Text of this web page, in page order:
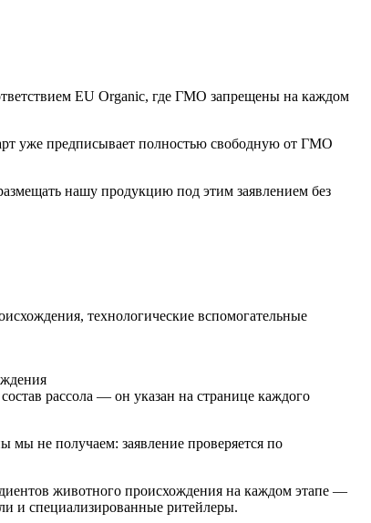
EU Organic, где ГМО запрещены на каждом
уже предписывает полностью свободную от ГМО
нашу продукцию под этим заявлением без
технологические вспомогательные
рассола — он указан на странице каждого
мы не получаем: заявление проверяется по
животного происхождения на каждом этапе —
и специализированные ритейлеры.